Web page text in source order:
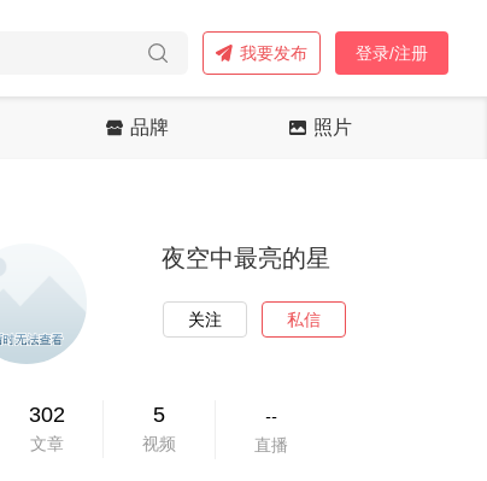
我要发布 登录/注册
品牌 照片
夜空中最亮的星
关注 私信
302
文章
5
视频
--
直播